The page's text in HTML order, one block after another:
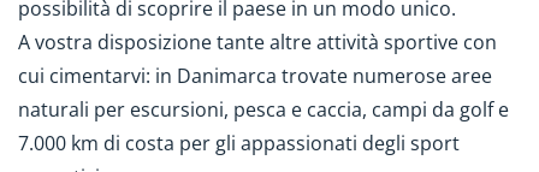
possibilità di scoprire il paese in un modo unico.
A vostra disposizione tante altre attività sportive con
cui cimentarvi: in Danimarca trovate numerose aree
naturali per escursioni, pesca e caccia, campi da golf e
7.000 km di costa per gli appassionati degli sport